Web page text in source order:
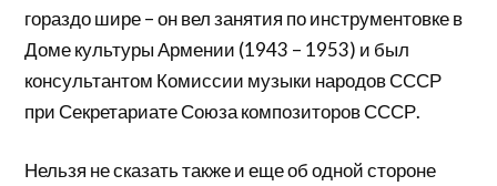
гораздо шире – он вел занятия по инструментовке в
Доме культуры Армении (1943 – 1953) и был
консультантом Комиссии музыки народов СССР
при Секретариате Союза композиторов СССР.
Нельзя не сказать также и еще об одной стороне